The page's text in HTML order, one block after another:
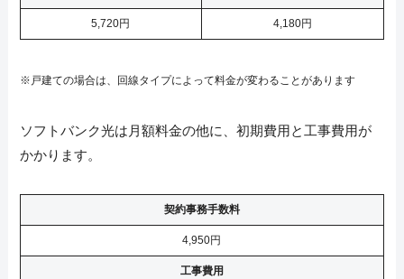
5,720円 4,180円
※戸建ての場合は、回線タイプによって料金が変わることがあります
ソフトバンク光は月額料金の他に、初期費用と工事費用が
かかります。
契約事務手数料
4,950円
工事費用